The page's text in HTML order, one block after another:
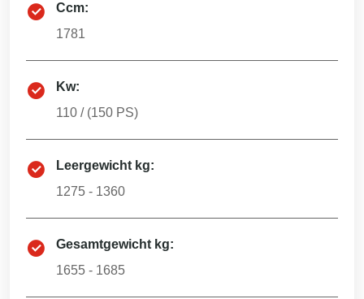
Ccm:
1781
Kw:
110 / (150 PS)
Leergewicht kg:
1275 - 1360
Gesamtgewicht kg:
1655 - 1685